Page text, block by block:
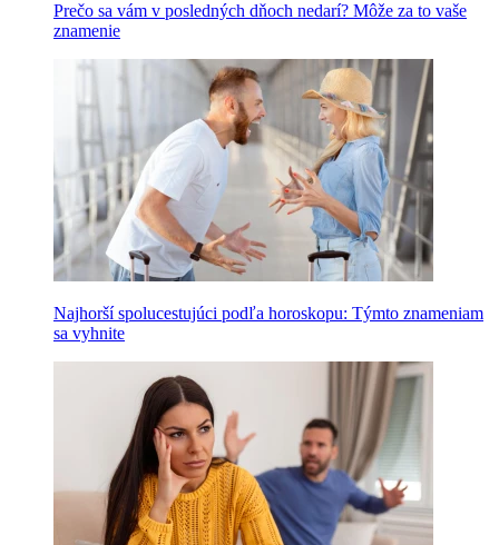
Prečo sa vám v posledných dňoch nedarí? Môže za to vaše
znamenie
Najhorší spolucestujúci podľa horoskopu: Týmto znameniam
sa vyhnite